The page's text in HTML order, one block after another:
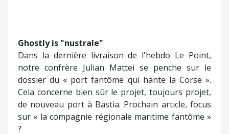
Ghostly is "nustrale"
Dans la dernière livraison de l'hebdo Le Point,
notre confrère Julian Mattei se penche sur le
dossier du « port fantôme qui hante la Corse ».
Cela concerne bien sûr le projet, toujours projet,
de nouveau port à Bastia. Prochain article, focus
sur « la compagnie régionale maritime fantôme »
?